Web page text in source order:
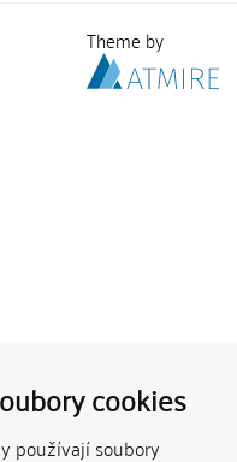
cookies
používají soubory
Theme by